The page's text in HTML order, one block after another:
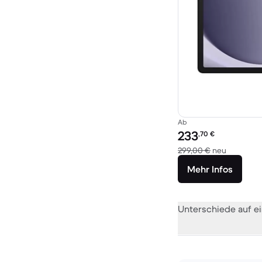
Ab
Preis des erneuerten
233,70 €
299,00 € neu
Mehr Infos
Unterschiede auf